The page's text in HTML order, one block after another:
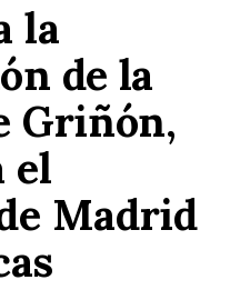
la
de la
Griñón,
el
Madrid